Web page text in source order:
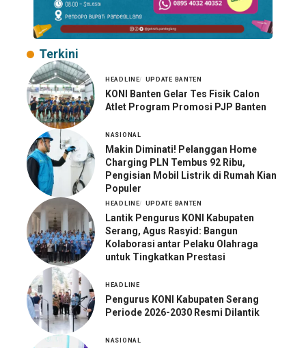
Terkini
HEADLINE UPDATE BANTEN
KONI Banten Gelar Tes Fisik Calon
Atlet Program Promosi PJP Banten
NASIONAL
Makin Diminati! Pelanggan Home
Charging PLN Tembus 92 Ribu,
Pengisian Mobil Listrik di Rumah Kian
Populer
HEADLINE UPDATE BANTEN
Lantik Pengurus KONI Kabupaten
Serang, Agus Rasyid: Bangun
Kolaborasi antar Pelaku Olahraga
untuk Tingkatkan Prestasi
HEADLINE
Pengurus KONI Kabupaten Serang
Periode 2026-2030 Resmi Dilantik
NASIONAL